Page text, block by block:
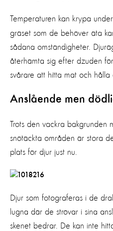
Temperaturen kan krypa under
gräset som de behöver äta
sådana omständigheter.
återhämta sig efter dzuden
svårare att hitta mat och
Anslående men
Trots den vackra bakgrunden
snötäckta områden är stora
plats för djur just nu.
Djur som fotograferas i de
lugna där de strövar i sina
skenet bedrar. De kan inte